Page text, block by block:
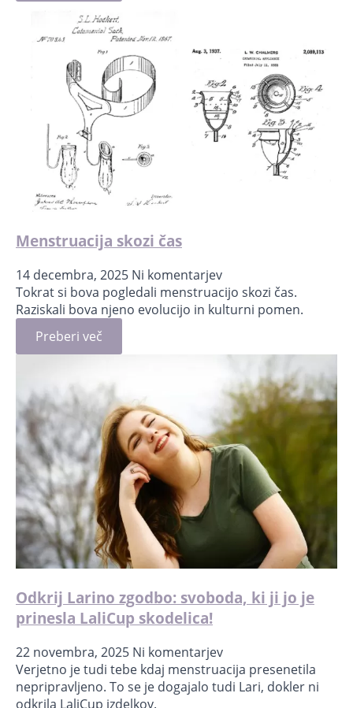
Menstruacija skozi čas
14 decembra, 2025 Ni komentarjev
Tokrat si bova pogledali menstruacijo skozi čas.
Raziskali bova njeno evolucijo in kulturni pomen.
Preberi več
Odkrij Larino zgodbo: svoboda, ki ji jo je
prinesla LaliCup skodelica!
22 novembra, 2025 Ni komentarjev
Verjetno je tudi tebe kdaj menstruacija presenetila
nepripravljeno. To se je dogajalo tudi Lari, dokler ni
odkrila LaliCup izdelkov.